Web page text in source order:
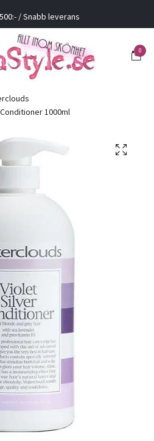
/ Snabb leverans
0
1000ml